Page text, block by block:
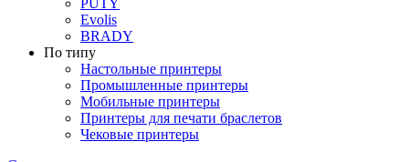
PUTY
Evolis
BRADY
По типу
Настольные принтеры
Промышленные принтеры
Мобильные принтеры
Принтеры для печати браслетов
Чековые принтеры